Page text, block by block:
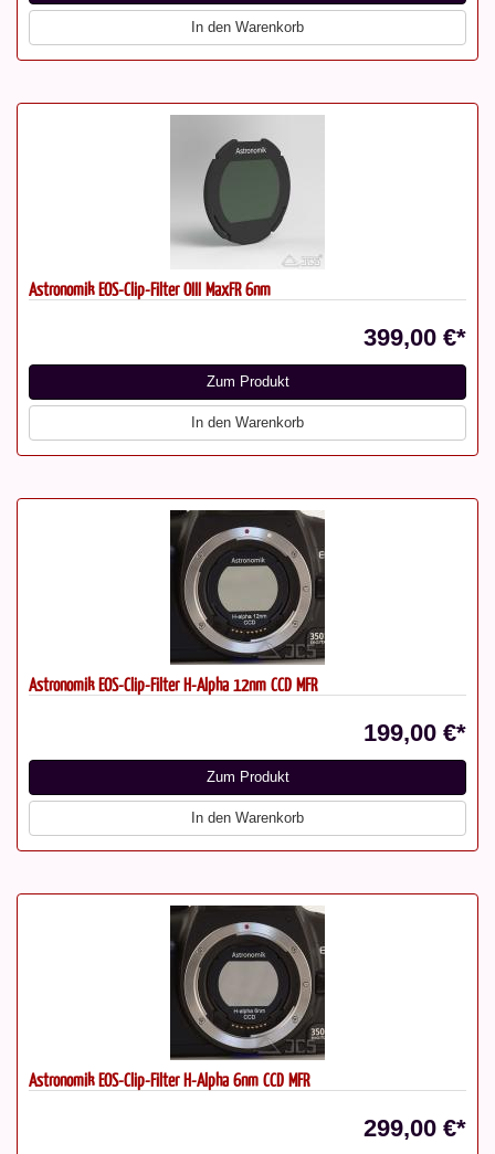
In den Warenkorb
Astronomik EOS-Clip-Filter OIII MaxFR 6nm
399,00 €*
Zum Produkt
In den Warenkorb
Astronomik EOS-Clip-Filter H-Alpha 12nm CCD MFR
199,00 €*
Zum Produkt
In den Warenkorb
Astronomik EOS-Clip-Filter H-Alpha 6nm CCD MFR
299,00 €*